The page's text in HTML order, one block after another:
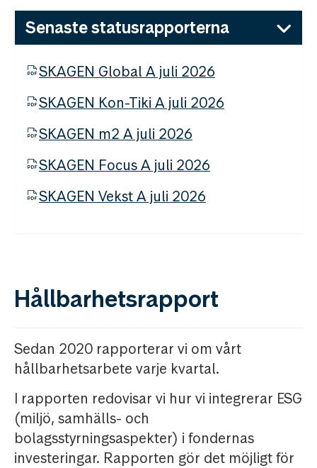
Senaste statusrapporterna
SKAGEN Global A juli 2026
SKAGEN Kon-Tiki A juli 2026
SKAGEN m2 A juli 2026
SKAGEN Focus A juli 2026
SKAGEN Vekst A juli 2026
Hållbarhetsrapport
Sedan 2020 rapporterar vi om vårt
hållbarhetsarbete varje kvartal.
I rapporten redovisar vi hur vi integrerar ESG
(miljö, samhälls- och
bolagsstyrningsaspekter) i fondernas
investeringar. Rapporten gör det möjligt för